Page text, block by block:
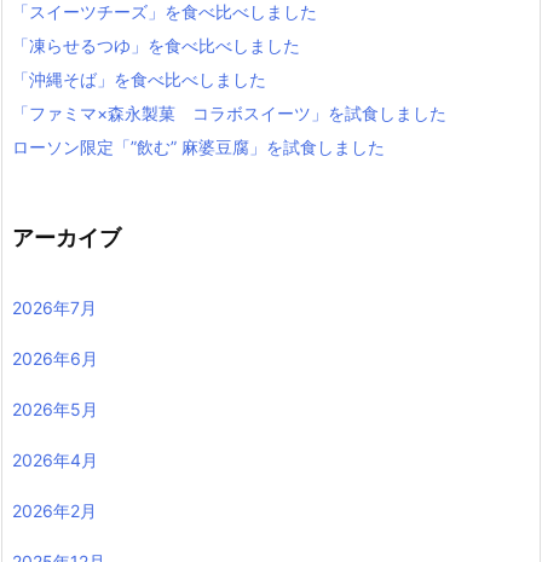
「スイーツチーズ」を食べ比べしました
「凍らせるつゆ」を食べ比べしました
「沖縄そば」を食べ比べしました
「ファミマ×森永製菓 コラボスイーツ」を試食しました
ローソン限定「”飲む” 麻婆豆腐」を試食しました
アーカイブ
2026年7月
2026年6月
2026年5月
2026年4月
2026年2月